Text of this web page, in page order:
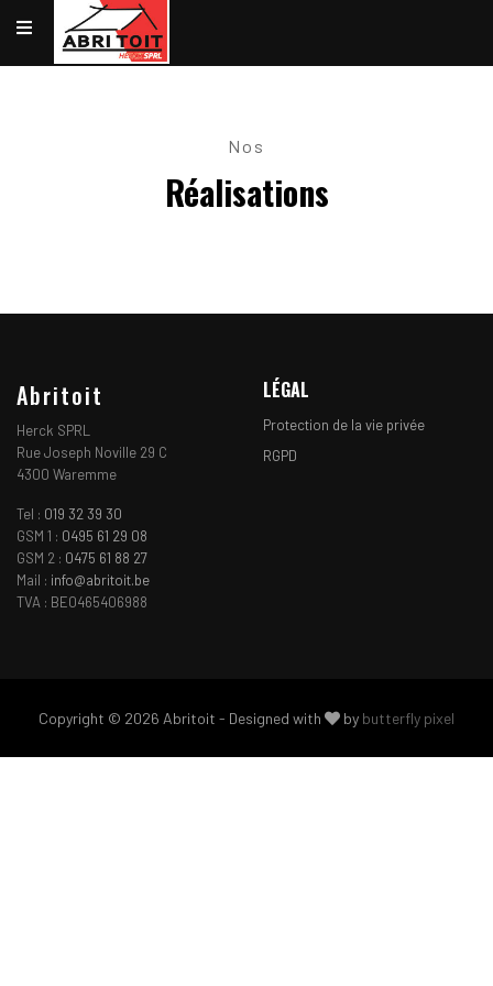
Nos
Réalisations
Abritoit
Herck SPRL
Rue Joseph Noville 29 C
4300 Waremme
Tel : 019 32 39 30
GSM 1 : 0495 61 29 08
GSM 2 : 0475 61 88 27
Mail : info@abritoit.be
TVA : BE0465406988
LÉGAL
Protection de la vie privée
RGPD
Copyright © 2026 Abritoit - Designed with by butterfly pixel